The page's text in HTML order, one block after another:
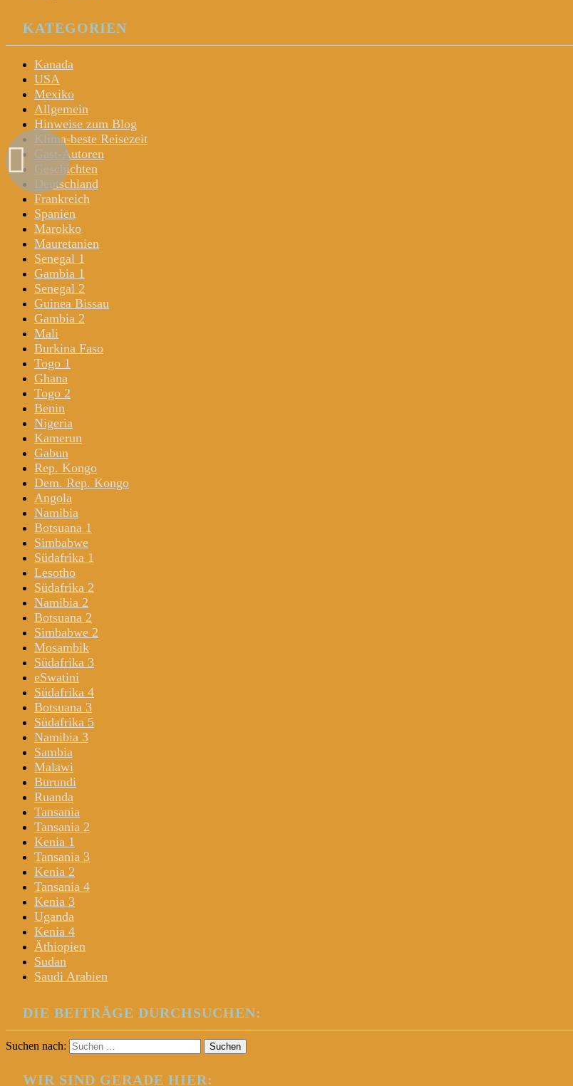
KATEGORIEN
Kanada
USA
Mexiko
Allgemein
Hinweise zum Blog
Klima-beste Reisezeit
Gast-Autoren
Geschichten
Deutschland
Frankreich
Spanien
Marokko
Mauretanien
Senegal 1
Gambia 1
Senegal 2
Guinea Bissau
Gambia 2
Mali
Burkina Faso
Togo 1
Ghana
Togo 2
Benin
Nigeria
Kamerun
Gabun
Rep. Kongo
Dem. Rep. Kongo
Angola
Namibia
Botsuana 1
Simbabwe
Südafrika 1
Lesotho
Südafrika 2
Namibia 2
Botsuana 2
Simbabwe 2
Mosambik
Südafrika 3
eSwatini
Südafrika 4
Botsuana 3
Südafrika 5
Namibia 3
Sambia
Malawi
Burundi
Ruanda
Tansania
Tansania 2
Kenia 1
Tansania 3
Kenia 2
Tansania 4
Kenia 3
Uganda
Kenia 4
Äthiopien
Sudan
Saudi Arabien
DIE BEITRÄGE DURCHSUCHEN:
Suchen nach:
WIR SIND GERADE HIER: